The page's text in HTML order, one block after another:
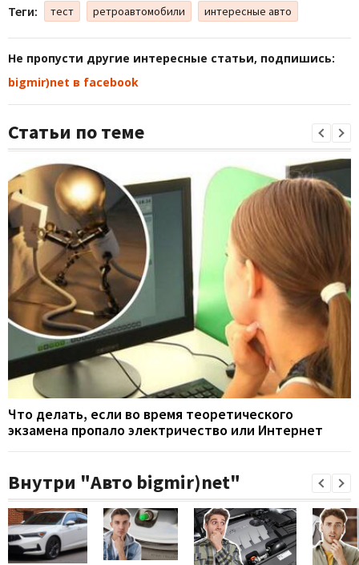
Теги: тест ретроавтомобили интересные авто
Не пропусти другие интересные статьи, подпишись:
bigmir)net в facebook
Статьи по теме
Что делать, если во время теоретического
экзамена пропало электричество или Интернет
Внутри "Авто bigmir)net"